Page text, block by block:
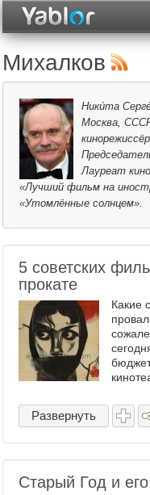
Михалков
Ники́та
Москва,
Лауреат
«Лучший фильм на
«Утомлённые солнцем».
5 советских
прокате
Какие
том, ...
Развернуть
Старый Год и